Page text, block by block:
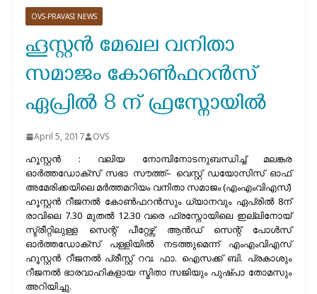
OVS-PRAVASI NEWS
ഹൂസ്റ്റൻ മേഖല വനിതാ
സമാജം കോൺഫറൻസ്
ഏപ്രിൽ 8 ന് ഫ്രസ്നോയില്‍
April 5, 2017 OVS
ഹൂസ്റ്റൻ : വലിയ നോമ്പിനോടനുബന്ധിച്ച് മലങ്കര
ഓർത്തഡോക്സ് സഭാ സൗത്ത്– വെസ്റ്റ് ഡയോസിസ് ഓഫ്
അമേരിക്കയിലെ മർത്തമറിയം വനിതാ സമാജം (എംഎംവിഎസ്)
ഹൂസ്റ്റൻ റീജനൽ കോൺഫറൻസും ധ്യാനവും ഏപ്രിൽ 8ന്
രാവിലെ 7.30 മുതൽ 12.30 വരെ ഫ്രസ്നോയിലെ ഇല്ലിനോയ്
സ്ട്രീറ്റിലുള്ള സെന്റ് പീറ്റേഴ്സ് ആൻഡ് സെന്റ് പോൾസ്
ഓർത്തഡോക്സ് പള്ളിയിൽ നടത്തുമെന്ന് എംഎംവിഎസ്
ഹൂസ്റ്റൻ റീജനൽ പ്രീസ്റ്റ് റവ. ഫാ. ഐസക്ക് ബി. പ്രകാശും
റീജനൽ ഭാരവാഹികളായ സ്മിതാ സജിയും പുഷ്പാ തോമസും
അറിയിച്ചു.